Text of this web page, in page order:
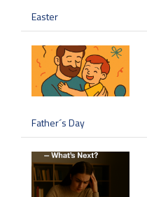
Easter
Father´s Day